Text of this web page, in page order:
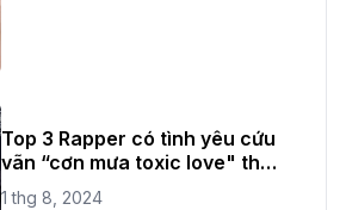
Top 3 Rapper có tình yêu cứu
vãn “cơn mưa toxic love" thời
gian vừa qua
1 thg 8, 2024